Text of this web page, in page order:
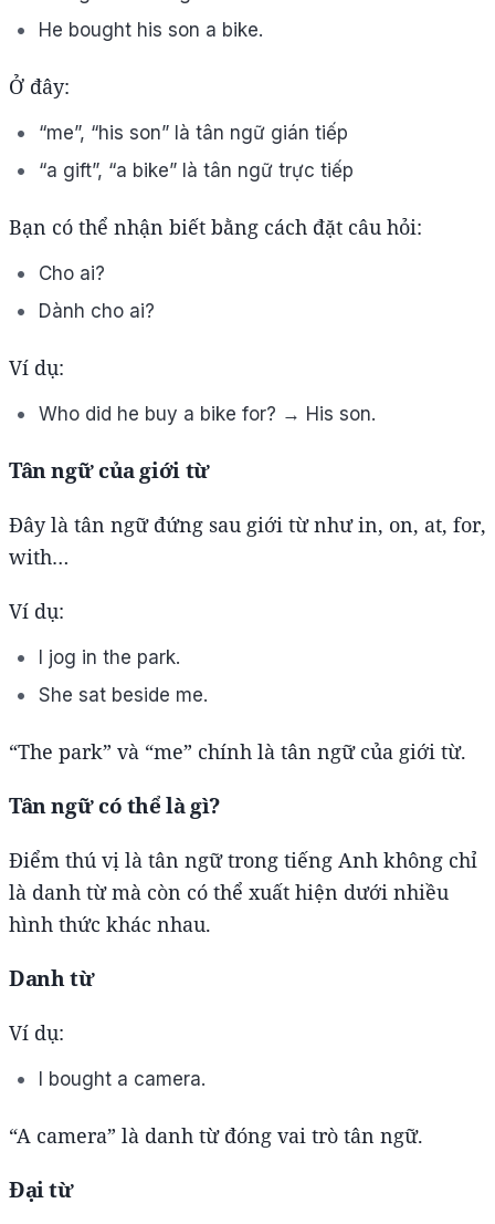
He bought his son a bike.
Ở đây:
“me”, “his son” là tân ngữ gián tiếp
“a gift”, “a bike” là tân ngữ trực tiếp
Bạn có thể nhận biết bằng cách đặt câu hỏi:
Cho ai?
Dành cho ai?
Ví dụ:
Who did he buy a bike for? → His son.
Tân ngữ của giới từ
Đây là tân ngữ đứng sau giới từ như in, on, at, for,
with…
Ví dụ:
I jog in the park.
She sat beside me.
“The park” và “me” chính là tân ngữ của giới từ.
Tân ngữ có thể là gì?
Điểm thú vị là tân ngữ trong tiếng Anh không chỉ
là danh từ mà còn có thể xuất hiện dưới nhiều
hình thức khác nhau.
Danh từ
Ví dụ:
I bought a camera.
“A camera” là danh từ đóng vai trò tân ngữ.
Đại từ